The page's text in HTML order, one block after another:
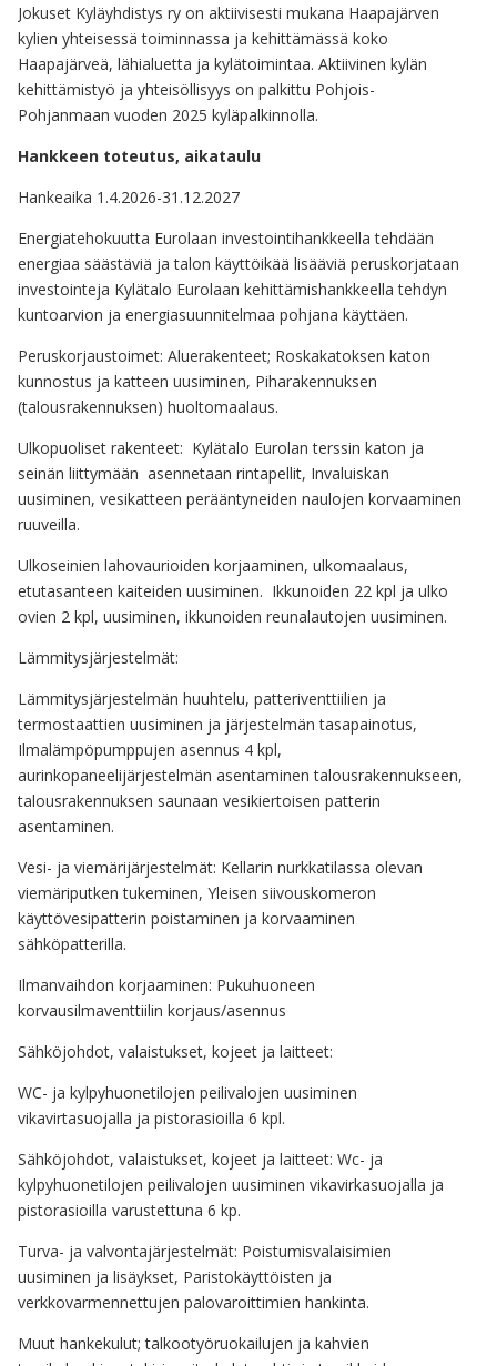
Jokuset Kyläyhdistys ry on aktiivisesti mukana Haapajärven
kylien yhteisessä toiminnassa ja kehittämässä koko
Haapajärveä, lähialuetta ja kylätoimintaa. Aktiivinen kylän
kehittämistyö ja yhteisöllisyys on palkittu Pohjois-
Pohjanmaan vuoden 2025 kyläpalkinnolla.
Hankkeen toteutus, aikataulu
Hankeaika 1.4.2026-31.12.2027
Energiatehokuutta Eurolaan investointihankkeella tehdään
energiaa säästäviä ja talon käyttöikää lisääviä peruskorjataan
investointeja Kylätalo Eurolaan kehittämishankkeella tehdyn
kuntoarvion ja energiasuunnitelmaa pohjana käyttäen.
Peruskorjaustoimet: Aluerakenteet; Roskakatoksen katon
kunnostus ja katteen uusiminen, Piharakennuksen
(talousrakennuksen) huoltomaalaus.
Ulkopuoliset rakenteet: Kylätalo Eurolan terssin katon ja
seinän liittymään asennetaan rintapellit, Invaluiskan
uusiminen, vesikatteen perääntyneiden naulojen korvaaminen
ruuveilla.
Ulkoseinien lahovaurioiden korjaaminen, ulkomaalaus,
etutasanteen kaiteiden uusiminen. Ikkunoiden 22 kpl ja ulko
ovien 2 kpl, uusiminen, ikkunoiden reunalautojen uusiminen.
Lämmitysjärjestelmät:
Lämmitysjärjestelmän huuhtelu, patteriventtiilien ja
termostaattien uusiminen ja järjestelmän tasapainotus,
Ilmalämpöpumppujen asennus 4 kpl,
aurinkopaneelijärjestelmän asentaminen talousrakennukseen,
talousrakennuksen saunaan vesikiertoisen patterin
asentaminen.
Vesi- ja viemärijärjestelmät: Kellarin nurkkatilassa olevan
viemäriputken tukeminen, Yleisen siivouskomeron
käyttövesipatterin poistaminen ja korvaaminen
sähköpatterilla.
Ilmanvaihdon korjaaminen: Pukuhuoneen
korvausilmaventtiilin korjaus/asennus
Sähköjohdot, valaistukset, kojeet ja laitteet:
WC- ja kylpyhuonetilojen peilivalojen uusiminen
vikavirtasuojalla ja pistorasioilla 6 kpl.
Sähköjohdot, valaistukset, kojeet ja laitteet: Wc- ja
kylpyhuonetilojen peilivalojen uusiminen vikavirkasuojalla ja
pistorasioilla varustettuna 6 kp.
Turva- ja valvontajärjestelmät: Poistumisvalaisimien
uusiminen ja lisäykset, Paristokäyttöisten ja
verkkovarmennettujen palovaroittimien hankinta.
Muut hankekulut; talkootyöruokailujen ja kahvien